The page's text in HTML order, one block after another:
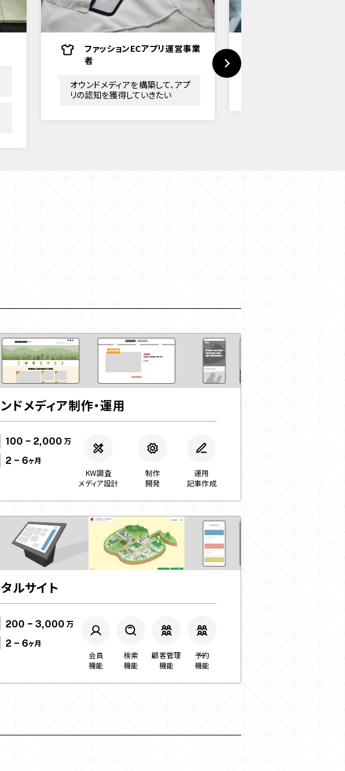
ファッションECアプリ運営事業
者
オウンドメディアを構築して、アプ
リの認知を獲得していきたい
ドメディア制作・運用
100 − 2,000 万
2 − 6ヶ月
KW調査
メディア設計
制作
開発
運用
記事作成
ルサイト
200 − 3,000 万
2 − 6ヶ月
会員
機能
検索
機能
顧客管理
機能
予約
機能